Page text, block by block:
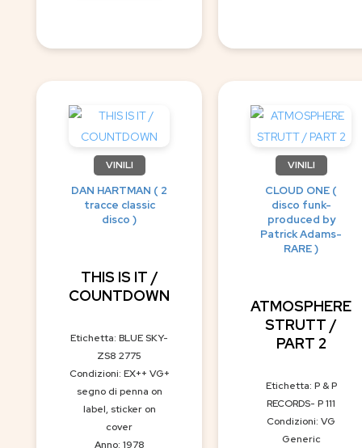
VINILI
DAN HARTMAN ( 2
tracce classic
disco )
THIS IS IT /
COUNTDOWN
Etichetta: BLUE SKY-
ZS8 2775
Condizioni: EX++ VG+
segno di penna on
label, sticker on
cover
Anno: 1978
VINILI
CLOUD ONE (
disco funk-
produced by
Patrick Adams-
RARE )
ATMOSPHERE
STRUTT /
PART 2
Etichetta: P & P
RECORDS- P 111
Condizioni: VG
Generic